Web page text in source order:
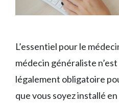
L’essentiel pour le
médecin généraliste
légalement obligatoire
que vous soyez installé